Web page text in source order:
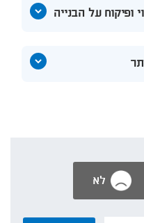
הצג
תוכן
טלפוני
ופיקוח על הבנייה
הצג
תוכן
לא